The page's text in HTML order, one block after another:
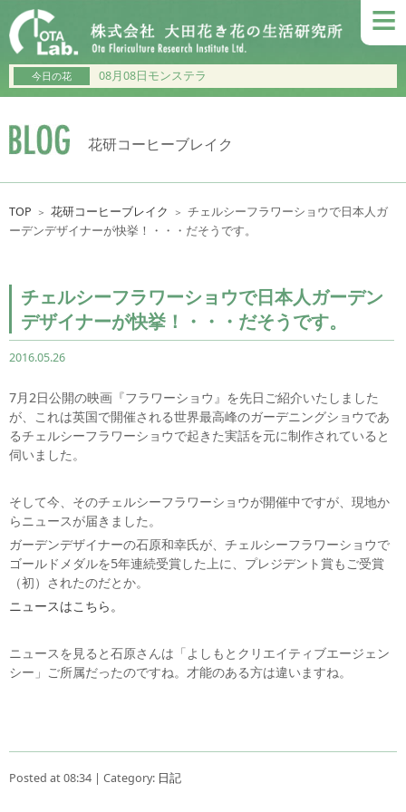
≡
今日の花 08月08日モンステラ
花研コーヒーブレイク
TOP ＞ 花研コーヒーブレイク ＞ チェルシーフラワーショウで日本人ガ
ーデンデザイナーが快挙！・・・だそうです。
チェルシーフラワーショウで日本人ガーデン
デザイナーが快挙！・・・だそうです。
2016.05.26
7月2日公開の映画『フラワーショウ』を先日ご紹介いたしました
が、これは英国で開催される世界最高峰のガーデニングショウであ
るチェルシーフラワーショウで起きた実話を元に制作されていると
伺いました。
そして今、そのチェルシーフラワーショウが開催中ですが、現地か
らニュースが届きました。
ガーデンデザイナーの石原和幸氏が、チェルシーフラワーショウで
ゴールドメダルを5年連続受賞した上に、プレジデント賞もご受賞
（初）されたのだとか。
ニュースはこちら。
ニュースを見ると石原さんは「よしもとクリエイティブエージェン
シー」ご所属だったのですね。才能のある方は違いますね。
Posted at 08:34 | Category: 日記